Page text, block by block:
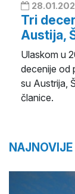
Tri
Austija,
Ulaskom u
decenije od
su Austrija,
članice.
NAJNOVIJE